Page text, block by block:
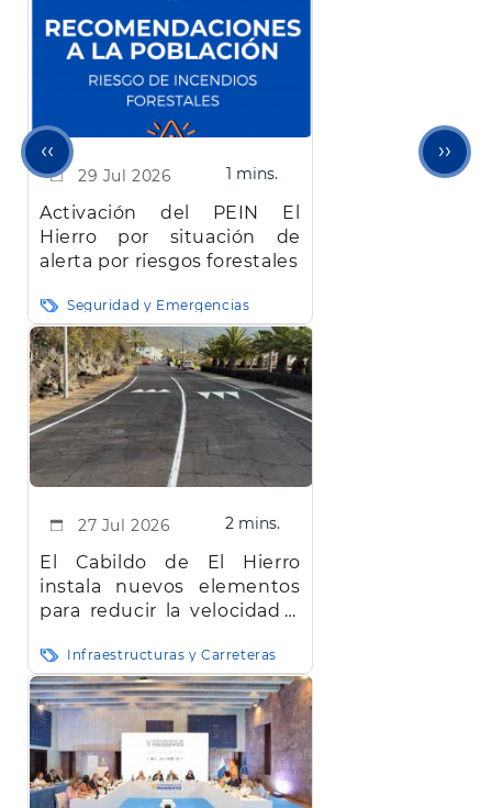
29 Jul 2026 1 mins.
Activación del PEIN El
Hierro por situación de
alerta por riesgos forestales
Seguridad y Emergencias
27 Jul 2026 2 mins.
El Cabildo de El Hierro
instala nuevos elementos
para reducir la velocidad y
la red insular
Infraestructuras y Carreteras
Página
anterior
‹‹ ››